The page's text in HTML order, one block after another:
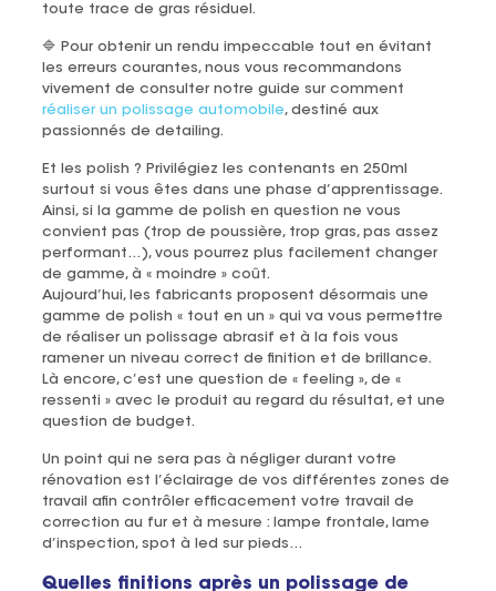
toute trace de gras résiduel.
🔷 Pour obtenir un rendu impeccable tout en évitant
les erreurs courantes, nous vous recommandons
vivement de consulter notre guide sur comment
réaliser un polissage automobile, destiné aux
passionnés de detailing.
Et les polish ? Privilégiez les contenants en 250ml
surtout si vous êtes dans une phase d’apprentissage.
Ainsi, si la gamme de polish en question ne vous
convient pas (trop de poussière, trop gras, pas assez
performant…), vous pourrez plus facilement changer
de gamme, à « moindre » coût.
Aujourd’hui, les fabricants proposent désormais une
gamme de polish « tout en un » qui va vous permettre
de réaliser un polissage abrasif et à la fois vous
ramener un niveau correct de finition et de brillance.
Là encore, c’est une question de « feeling », de «
ressenti » avec le produit au regard du résultat, et une
question de budget.
Un point qui ne sera pas à négliger durant votre
rénovation est l’éclairage de vos différentes zones de
travail afin contrôler efficacement votre travail de
correction au fur et à mesure : lampe frontale, lame
d’inspection, spot à led sur pieds…
Quelles finitions après un polissage de